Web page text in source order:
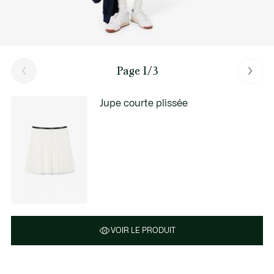
Page 1/3
Jupe courte plissée
VOIR LE PRODUIT